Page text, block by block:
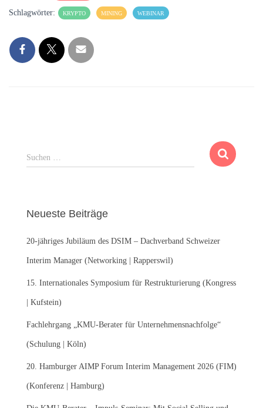
Schlagwörter: KRYPTO MINING WEBINAR
S
u
n
a
c
:
Suchen …
Neueste Beiträge
20-jähriges Jubiläum des DSIM – Dachverband Schweizer
Interim Manager (Networking | Rapperswil)
15. Internationales Symposium für Restrukturierung (Kongress
| Kufstein)
Fachlehrgang „KMU-Berater für Unternehmensnachfolge“
(Schulung | Köln)
20. Hamburger AIMP Forum Interim Management 2026 (FIM)
(Konferenz | Hamburg)